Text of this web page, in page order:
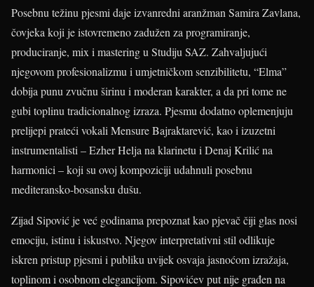
Posebnu težinu pjesmi daje izvanredni aranžman Samira Zavlana,
čovjeka koji je istovremeno zadužen za programiranje,
produciranje, mix i mastering u Studiju SAZ. Zahvaljujući
njegovom profesionalizmu i umjetničkom senzibilitetu, “Elma”
dobija punu zvučnu širinu i moderan karakter, a da pri tome ne
gubi toplinu tradicionalnog izraza. Pjesmu dodatno oplemenjuju
prelijepi prateći vokali Mensure Bajraktarević, kao i izuzetni
instrumentalisti – Ezher Helja na klarinetu i Denaj Krilić na
harmonici – koji su ovoj kompoziciji udahnuli posebnu
mediteransko-bosansku dušu.
Zijad Sipović je već godinama prepoznat kao pjevač čiji glas nosi
emociju, istinu i iskustvo. Njegov interpretativni stil odlikuje
iskren pristup pjesmi i publiku uvijek osvaja jasnoćom izražaja,
toplinom i osobnom elegancijom. Sipovićev put nije građen na